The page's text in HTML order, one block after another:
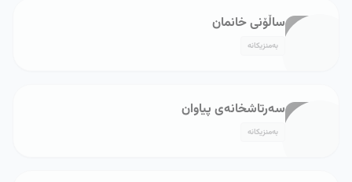
ساڵۆنی خانمان
بەمنزیکانە
سەرتاشخانەی پیاوان
بەمنزیکانە